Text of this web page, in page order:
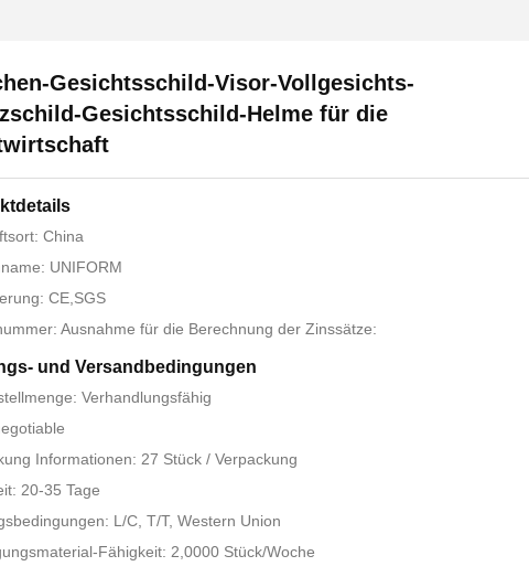
Gesichtsschild-Visor-Vollgesichts-
Gesichtsschild-Helme für die
China
UNIFORM
CE,SGS
Ausnahme für die Berechnung der Zinssätze:
und Versandbedingungen
Verhandlungsfähig
Informationen: 27 Stück / Verpackung
20-35 Tage
L/C, T/T, Western Union
Fähigkeit: 2,0000 Stück/Woche